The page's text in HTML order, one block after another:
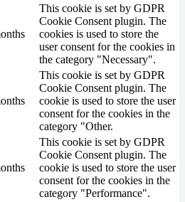
This cookie is set by GDPR
Cookie Consent plugin. The
cookies is used to store the
user consent for the cookies in
the category "Necessary".
This cookie is set by GDPR
Cookie Consent plugin. The
cookie is used to store the user
consent for the cookies in the
category "Other.
This cookie is set by GDPR
Cookie Consent plugin. The
cookie is used to store the user
consent for the cookies in the
category "Performance".